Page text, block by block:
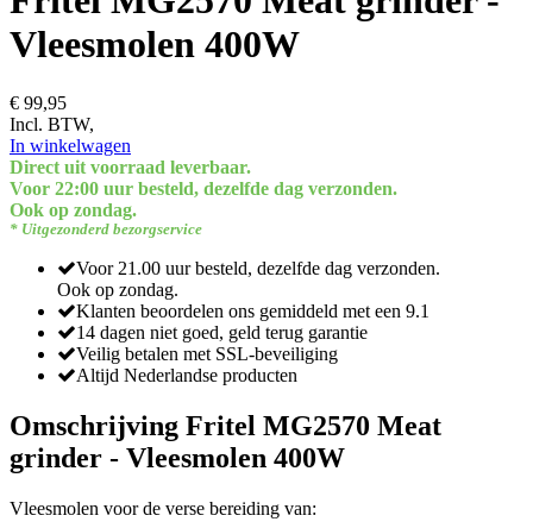
Vleesmolen 400W
€ 99,95
Incl. BTW,
In winkelwagen
Direct uit voorraad leverbaar.
Voor 22:00 uur besteld, dezelfde dag verzonden.
Ook op zondag.
* Uitgezonderd bezorgservice
Voor 21.00 uur besteld, dezelfde dag verzonden.
Ook op zondag.
Klanten beoordelen ons gemiddeld met een 9.1
14 dagen niet goed, geld terug garantie
Veilig betalen met SSL-beveiliging
Altijd Nederlandse producten
Omschrijving Fritel MG2570 Meat
grinder - Vleesmolen 400W
Vleesmolen voor de verse bereiding van: